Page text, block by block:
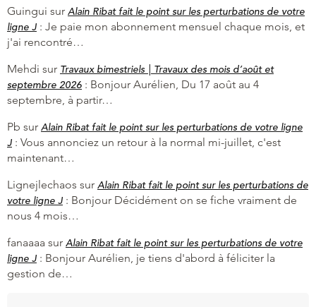
Guingui sur Alain Ribat fait le point sur les perturbations de votre
ligne J : Je paie mon abonnement mensuel chaque mois, et
j'ai rencontré…
Mehdi sur Travaux bimestriels | Travaux des mois d’août et
septembre 2026 : Bonjour Aurélien, Du 17 août au 4
septembre, à partir…
Pb sur Alain Ribat fait le point sur les perturbations de votre ligne
J : Vous annonciez un retour à la normal mi-juillet, c'est
maintenant…
Lignejlechaos sur Alain Ribat fait le point sur les perturbations de
votre ligne J : Bonjour Décidément on se fiche vraiment de
nous 4 mois…
fanaaaa sur Alain Ribat fait le point sur les perturbations de votre
ligne J : Bonjour Aurélien, je tiens d'abord à féliciter la
gestion de…